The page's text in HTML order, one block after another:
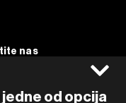
od opcija
nas